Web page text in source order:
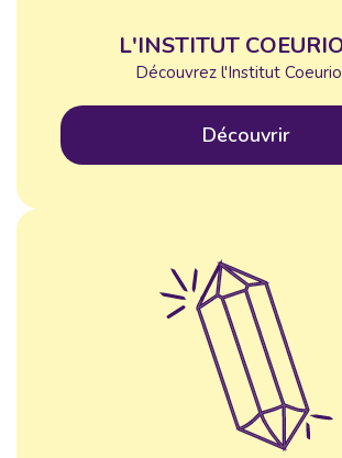
L'INSTITUT
Découvrez l'Institut
Découvrir